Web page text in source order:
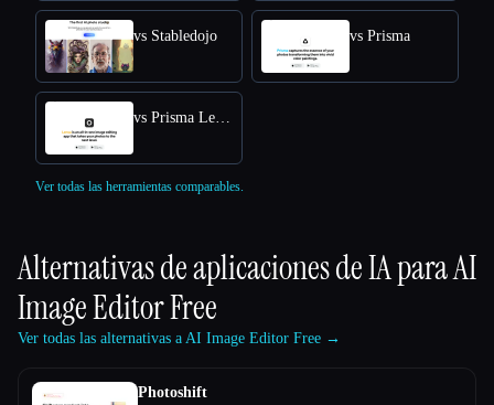
vs Stabledojo vs Prisma
vs Prisma Lensa
Ver todas las herramientas comparables.
Alternativas de aplicaciones de IA paraAI
Image Editor Free
Ver todas las alternativas a AI Image Editor Free →
Photoshift